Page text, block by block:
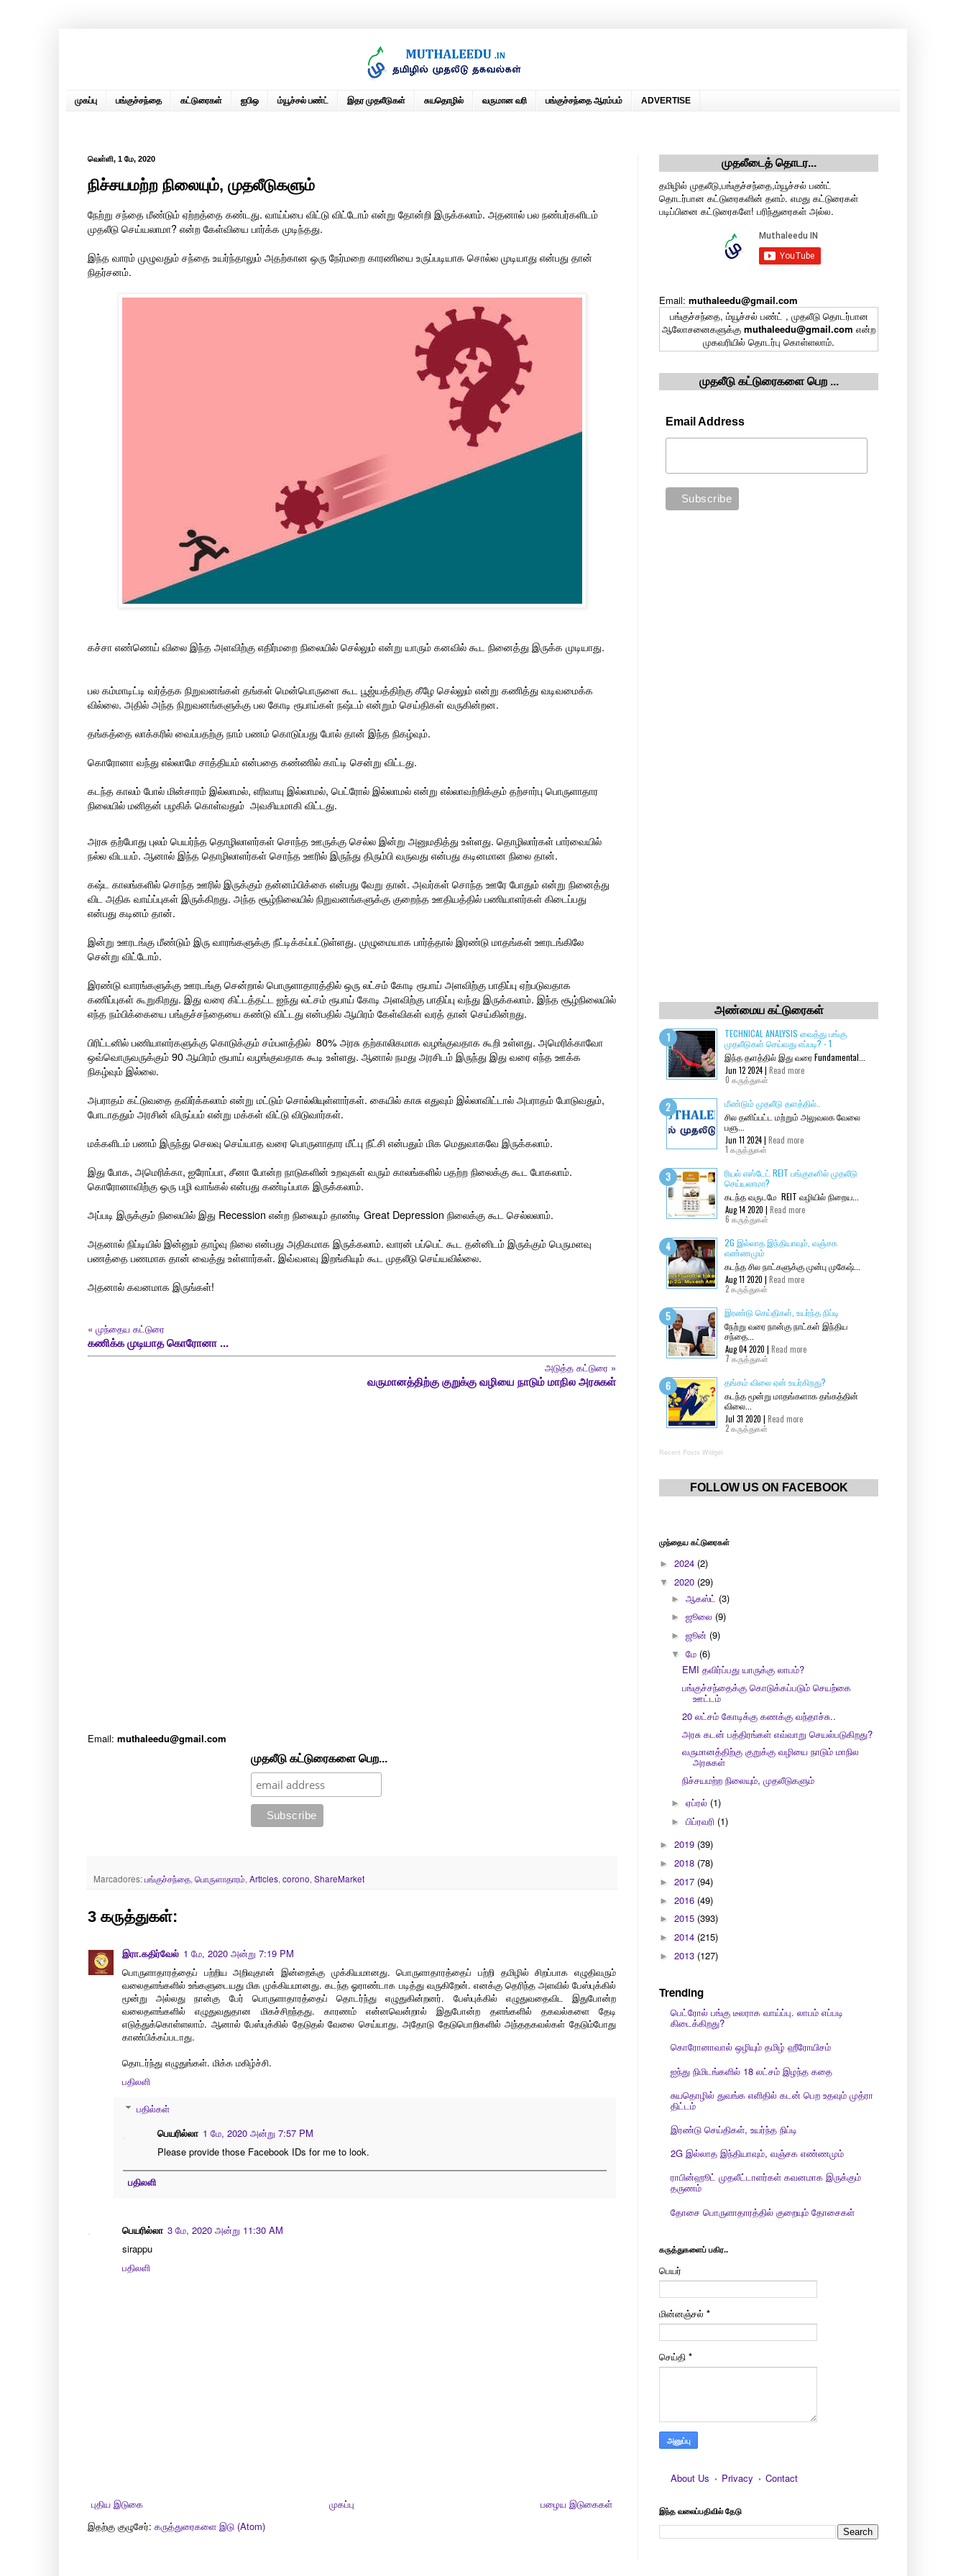
முகப்பு பங்குச்சந்தை கட்டுரைகள் ஐபிஒ ம்யூச்சல் பண்ட் இதர முதலீடுகள் சுயதொழில் வருமான வரி பங்குச்சந்தை ஆரம்பம் ADVERTISE
வெள்ளி, 1 மே, 2020
நிச்சயமற்ற நிலையும், முதலீடுகளும்
நேற்று சந்தை மீண்டும் ஏற்றத்தை கண்டது. வாய்ப்பை விட்டு விட்டோம் என்று தோன்றி இருக்கலாம். அதனால் பல நண்பர்களிடம்
முதலீடு செய்யலாமா? என்ற கேள்வியை பார்க்க முடிந்தது.
இந்த வாரம் முழுவதும் சந்தை உயர்ந்தாலும் அதற்கான ஒரு நேர்மறை காரணியை உருப்படியாக சொல்ல முடியாது என்பது தான்
நிதர்சனம்.
கச்சா எண்ணெய் விலை இந்த அளவிற்கு எதிர்மறை நிலையில் செல்லும் என்று யாரும் கனவில் கூட நினைத்து இருக்க முடியாது.
பல கம்மாடிட்டி வர்த்தக நிறுவனங்கள் தங்கள் மென்பொருளை கூட பூஜ்யத்திற்கு கீழே செல்லும் என்று கணித்து வடிவமைக்க
வில்லை. அதில் அந்த நிறுவனங்களுக்கு பல கோடி ரூபாய்கள் நஷ்டம் என்றும் செய்திகள் வருகின்றன.
தங்கத்தை லாக்கரில் வைப்பதற்கு நாம் பணம் கொடுப்பது போல் தான் இந்த நிகழ்வும்.
கொரோனா வந்து எல்லாமே சாத்தியம் என்பதை கண்ணில் காட்டி சென்று விட்டது.
கடந்த காலம் போல் மின்சாரம் இல்லாமல், எரிவாயு இல்லாமல், பெட்ரோல் இல்லாமல் என்று எல்லாவற்றிக்கும் தற்சார்பு பொருளாதார
நிலையில் மனிதன் பழகிக் கொள்வதும் அவசியமாகி விட்டது.
அரசு தற்போது புலம் பெயர்ந்த தொழிலாளர்கள் சொந்த ஊருக்கு செல்ல இன்று அனுமதித்து உள்ளது. தொழிலார்கள் பார்வையில்
நல்ல விடயம். ஆனால் இந்த தொழிலாளர்கள் சொந்த ஊரில் இருந்து திரும்பி வருவது என்பது கடினமான நிலை தான்.
கஷ்ட காலங்களில் சொந்த ஊரில் இருக்கும் தன்னம்பிக்கை என்பது வேறு தான். அவர்கள் சொந்த ஊரே போதும் என்று நினைத்து
விட அதிக வாய்ப்புகள் இருக்கிறது. அந்த சூழ்நிலையில் நிறுவனங்களுக்கு குறைந்த ஊதியத்தில் பணியாளர்கள் கிடைப்பது
என்பது கடினம் தான்.
இன்று ஊரடங்கு மீண்டும் இரு வாரங்களுக்கு நீட்டிக்கப்பட்டுள்ளது. முழுமையாக பார்த்தால் இரண்டு மாதங்கள் ஊரடங்கிலே
சென்று விட்டோம்.
இரண்டு வாரங்களுக்கு ஊரடங்கு சென்றால் பொருளாதாரத்தில் ஒரு லட்சம் கோடி ரூபாய் அளவிற்கு பாதிப்பு ஏற்படுவதாக
கணிப்புகள் கூறுகிறது. இது வரை கிட்டத்தட்ட ஐந்து லட்சம் ரூபாய் கோடி அளவிற்கு பாதிப்பு வந்து இருக்கலாம். இந்த சூழ்நிலையில்
எந்த நம்பிக்கையை பங்குச்சந்தையை கண்டு விட்டது என்பதில் ஆயிரம் கேள்விகள் வரத் தான் செய்கின்றது.
பிரிட்டனில் பணியாளர்களுக்கு கொடுக்கும் சம்பளத்தில் 80% அரசு தற்காலிகமாக வழங்குவதாக கூறி உள்ளது. அமெரிக்காவோ
ஒவ்வொருவருக்கும் 90 ஆயிரம் ரூபாய் வழங்குவதாக கூடி உள்ளது. ஆனால் நமது அரசிடம் இருந்து இது வரை எந்த ஊக்க
நிகழ்வும் இல்லை.
அபராதம் கட்டுவதை தவிர்க்கலாம் என்று மட்டும் சொல்லியுள்ளார்கள். கையில் காசு எதுவும் இல்லாவிட்டால் அபராதம் போடுவதும்,
போடாததும் அரசின் விருப்பம் என்று மக்கள் விட்டு விடுவார்கள்.
மக்களிடம் பணம் இருந்து செலவு செய்யாத வரை பொருளாதார மீட்பு நீட்சி என்பதும் மிக மெதுவாகவே இருக்கலாம்.
இது போக, அமெரிக்கா, ஐரோப்பா, சீனா போன்ற நாடுகளின் உறவுகள் வரும் காலங்களில் பதற்ற நிலைக்கு கூட போகலாம்.
கொரோனாவிற்கு ஒரு பழி வாங்கல் என்பது கண்டிப்பாக இருக்கலாம்.
அப்படி இருக்கும் நிலையில் இது Recession என்ற நிலையும் தாண்டி Great Depression நிலைக்கு கூட செல்லலாம்.
அதனால் நிப்டியில் இன்னும் தாழ்வு நிலை என்பது அதிகமாக இருக்கலாம். வாரன் பப்பெட் கூட தன்னிடம் இருக்கும் பெருமளவு
பணத்தை பணமாக தான் வைத்து உள்ளார்கள். இவ்வளவு இறங்கியும் கூட முதலீடு செய்யவில்லை.
அதனால் கவனமாக இருங்கள்!
« முந்தைய கட்டுரை
கணிக்க முடியாத கொரோனா ...
அடுத்த கட்டுரை »
வருமானத்திற்கு குறுக்கு வழியை நாடும் மாநில அரசுகள்
Email: muthaleedu@gmail.com
முதலீடு கட்டுரைகளை பெற...
Marcadores:பங்குச்சந்தை,பொருளாதாரம்,Articles,corono,ShareMarket
3 கருத்துகள்:
இரா.கதிர்வேல் 1 மே, 2020 அன்று 7:19 PM
பொருளாதாரத்தைப் பற்றிய அறிவுதான் இன்றைக்கு முக்கியமானது. பொருளாதாரத்தைப் பற்றி தமிழில் சிறப்பாக எழுதிவரும்
வலைதளங்களில் உங்களுடையது மிக முக்கியமானது. கடந்த ஓராண்டாக படித்து வருகிறேன். எனக்கு தெரிந்த அளவில் பேஸ்புக்கில்
மூன்று அல்லது நான்கு பேர் பொருளாதாரத்தைப் தொடர்ந்து எழுதுகின்றனர். பேஸ்புக்கில் எழுதுவதைவிட இதுபோன்ற
வலைதளங்களில் எழுதுவதுதான மிகச்சிறந்தது. காரணம் என்னவென்றால் இதுபோன்ற தளங்களில் தகவல்களை தேடி
எடுத்துக்கொள்ளலாம். ஆனால் பேஸ்புக்கில் தேடுதல் வேலை செய்யாது. அதோடு தேடுபொறிகளில் அந்ததகவல்கள் தேடும்போது
காண்பிக்கப்படாது.
தொடர்ந்து எழுதுங்கள். மிக்க மகிழ்ச்சி.
பதிலளி
பதில்கள்
பெயரில்லா 1 மே, 2020 அன்று 7:57 PM
Please provide those Facebook IDs for me to look.
பதிலளி
பெயரில்லா 3 மே, 2020 அன்று 11:30 AM
sirappu
பதிலளி
புதிய இடுகை பழைய இடுகைகள்
முகப்பு
இதற்கு குழுசேர்: கருத்துரைகளை இடு (Atom)
முதலீடைத் தொடர...
தமிழில் முதலீடு,பங்குச்சந்தை,ம்யூச்சல் பண்ட்
தொடர்பான கட்டுரைகளின் தளம். எமது கட்டுரைகள்
படிப்பினை கட்டுரைகளே! பரிந்துரைகள் அல்ல.
Email: muthaleedu@gmail.com
பங்குச்சந்தை, ம்யூச்சல் பண்ட் , முதலீடு தொடர்பான
ஆலோசனைகளுக்கு muthaleedu@gmail.com என்ற
முகவரியில் தொடர்பு கொள்ளலாம்.
முதலீடு கட்டுரைகளை பெற ...
Email Address
அண்மைய கட்டுரைகள்
TECHNICAL ANALYSIS வைத்து பங்கு
முதலீடுகள் செய்வது எப்படி? - 1
இந்த தளத்தில் இது வரை Fundamental...
Jun 12 2024 | Read more
0 கருத்துகள்
மீண்டும் முதலீடு தளத்தில்..
சில தனிப்பட்ட மற்றும் அலுவலக வேலை
பளு...
Jun 11 2024 | Read more
1 கருத்துகள்
ரியல் எஸ்டேட் REIT பங்குகளில் முதலீடு
செய்யலாமா?
கடந்த வருடமே REIT வழியில் நிறைய...
Aug 14 2020 | Read more
6 கருத்துகள்
2G இல்லாத இந்தியாவும், வஞ்சக
எண்ணமும்
கடந்த சில நாட்களுக்கு முன்பு முகேஷ்...
Aug 11 2020 | Read more
2 கருத்துகள்
இரண்டு செய்திகள், உயர்ந்த நிப்டி
நேற்று வரை நான்கு நாட்கள் இந்திய
சந்தை...
Aug 04 2020 | Read more
7 கருத்துகள்
தங்கம் விலை ஏன் உயர்கிறது?
கடந்த மூன்று மாதங்களாக தங்கத்தின்
விலை...
Jul 31 2020 | Read more
2 கருத்துகள்
Recent Posts Widget
FOLLOW US ON FACEBOOK
முந்தைய கட்டுரைகள்
► 2024 (2)
▼ 2020 (29)
► ஆகஸ்ட் (3)
► ஜூலை (9)
► ஜூன் (9)
▼ மே (6)
EMI தவிர்ப்பது யாருக்கு லாபம்?
பங்குச்சந்தைக்கு கொடுக்கப்படும் செயற்கை
ஊட்டம்
20 லட்சம் கோடிக்கு கணக்கு வந்தாச்சு..
அரசு கடன் பத்திரங்கள் எவ்வாறு செயல்படுகிறது?
வருமானத்திற்கு குறுக்கு வழியை நாடும் மாநில
அரசுகள்
நிச்சயமற்ற நிலையும், முதலீடுகளும்
► ஏப்ரல் (1)
► பிப்ரவரி (1)
► 2019 (39)
► 2018 (78)
► 2017 (94)
► 2016 (49)
► 2015 (393)
► 2014 (215)
► 2013 (127)
Trending
பெட்ரோல் பங்கு டீலராக வாய்ப்பு. லாபம் எப்படி
கிடைக்கிறது?
கொரோனாவால் ஒழியும் தமிழ் ஹீரோயிசம்
ஐந்து நிமிடங்களில் 18 லட்சம் இழந்த கதை
சுயதொழில் துவங்க எளிதில் கடன் பெற உதவும் முத்ரா
திட்டம்
இரண்டு செய்திகள், உயர்ந்த நிப்டி
2G இல்லாத இந்தியாவும், வஞ்சக எண்ணமும்
ராபின்ஹூட் முதலீட்டாளர்கள் கவனமாக இருக்கும்
தருணம்
தோசை பொருளாதாரத்தில் குறையும் தோசைகள்
கருத்துகளைப் பகிர..
பெயர்
மின்னஞ்சல் *
செய்தி *
About Us Privacy Contact
இந்த வலைப்பதிவில் தேடு